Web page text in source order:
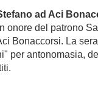
ad Aci
onore del patrono
Bonaccorsi. La
per antonomasia,